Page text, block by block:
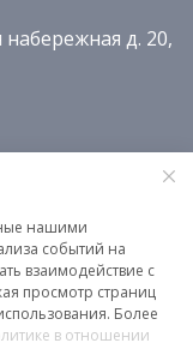
д. 20,
нашими
событий на
взаимодействие с
просмотр страниц
Более
в отношении